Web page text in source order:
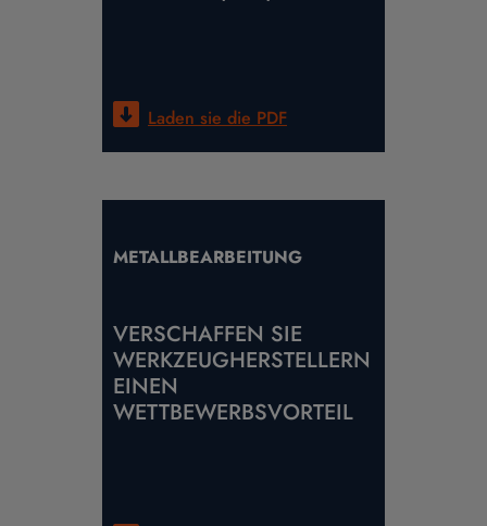
Laden sie die PDF
METALLBEARBEITUNG
VERSCHAFFEN SIE
WERKZEUGHERSTELLERN
EINEN
WETTBEWERBSVORTEIL